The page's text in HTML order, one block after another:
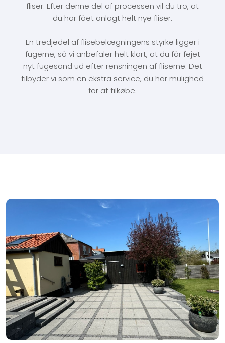
fliser. Efter denne del af processen vil du tro, at
du har fået anlagt helt nye fliser.
En tredjedel af flisebelægningens styrke ligger i
fugerne, så vi anbefaler helt klart, at du får fejet
nyt fugesand ud efter rensningen af fliserne. Det
tilbyder vi som en ekstra service, du har mulighed
for at tilkøbe.​